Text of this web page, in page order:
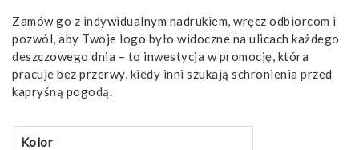
Zamów go z indywidualnym nadrukiem, wręcz odbiorcom i
pozwól, aby Twoje logo było widoczne na ulicach każdego
deszczowego dnia – to inwestycja w promocję, która
pracuje bez przerwy, kiedy inni szukają schronienia przed
kapryśną pogodą.
Kolor